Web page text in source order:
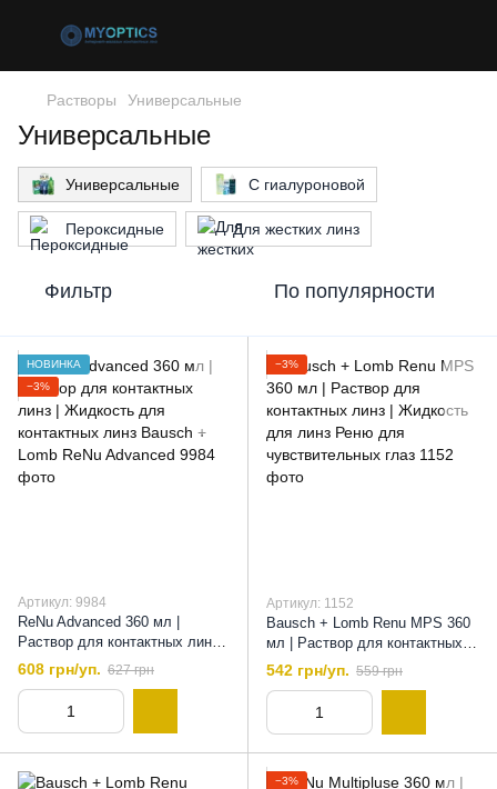
Растворы Универсальные
Универсальные
Универсальные С гиалуроновой
Пероксидные Для жестких линз
Фильтр По популярности
НОВИНКА
−3%
Артикул: 9984
ReNu Advanced 360 мл |
Раствор для контактных линз |
Жидкость для контактных линз
Bausch + Lomb ReNu
Advanced, 360 мл
608 грн/уп. 627 грн
−3%
Артикул: 1152
Bausch + Lomb Renu MPS 360
мл | Раствор для контактных
линз | Жидкость для линз
Реню для чувствительных глаз
542 грн/уп. 559 грн
−3%